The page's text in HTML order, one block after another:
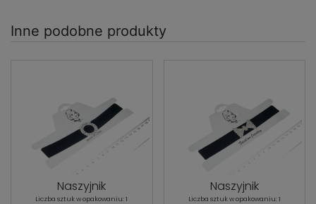
Inne podobne produkty
Naszyjnik
Liczba sztuk w opakowaniu: 1
Naszyjnik
Liczba sztuk w opakowaniu: 1